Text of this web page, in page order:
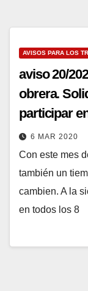
AVISOS PARA LOS
aviso 20/
obrera.
participar
6 MAR 2020
Con este mes
también un
cambien. A la
en todos los 8